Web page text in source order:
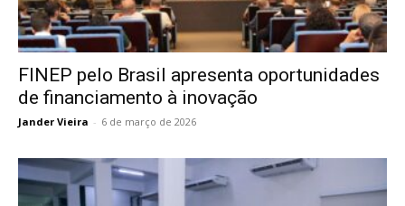
FINEP pelo Brasil apresenta oportunidades
de financiamento à inovação
Jander Vieira - 6 de março de 2026